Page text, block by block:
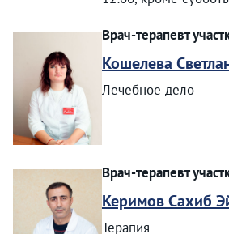
Врач-терапевт
Кошелева
Лечебное дело
Врач-терапевт
Керимов Сахиб
Терапия